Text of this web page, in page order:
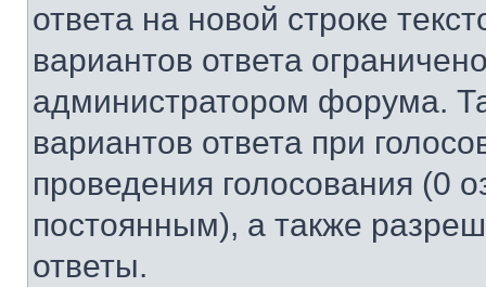
ответа на новой строке
вариантов ответа
администратором форума.
вариантов ответа при
проведения голосования (0
постоянным), а также
ответы.